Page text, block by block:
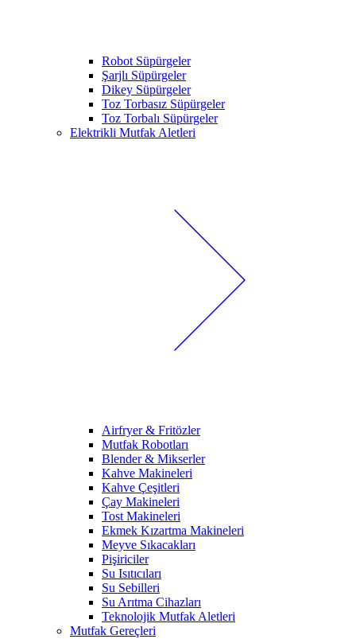
Robot Süpürgeler
Şarjlı Süpürgeler
Dikey Süpürgeler
Toz Torbasız Süpürgeler
Toz Torbalı Süpürgeler
Elektrikli Mutfak Aletleri
Airfryer & Fritözler
Mutfak Robotları
Blender & Mikserler
Kahve Makineleri
Kahve Çeşitleri
Çay Makineleri
Tost Makineleri
Ekmek Kızartma Makineleri
Meyve Sıkacakları
Pişiriciler
Su Isıtıcıları
Su Sebilleri
Su Arıtma Cihazları
Teknolojik Mutfak Aletleri
Mutfak Gereçleri